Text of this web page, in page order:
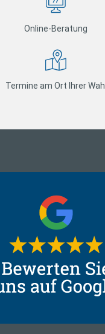
Online-Beratung
Termine am Ort Ihrer Wahl